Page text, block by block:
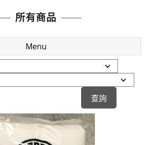
溪站 2 號出口】往中山路1段139
法加Line好友 請親愛的客戶加入
LINE官方帳號@a0975005573
到永平路路口(樂華夜市口)門口可
停車
溪站 2 號出口】往中山路1段139
號約10分鐘
無法加Line好友 請親愛的客戶加入
所有商品
Menu